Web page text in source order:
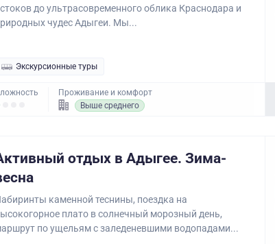
до ультрасовременного облика Краснодара и
чудес Адыгеи. Мы...
Экскурсионные туры
Проживание и комфорт
Выше среднего
отдых в Адыгее. Зима-
каменной теснины, поездка на
плато в солнечный морозный день,
по ущельям с заледеневшими водопадами...